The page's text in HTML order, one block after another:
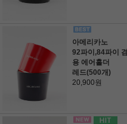
아메리카노
92파이,84파이 겸
용 에어홀더
레드(500개)
20,900원